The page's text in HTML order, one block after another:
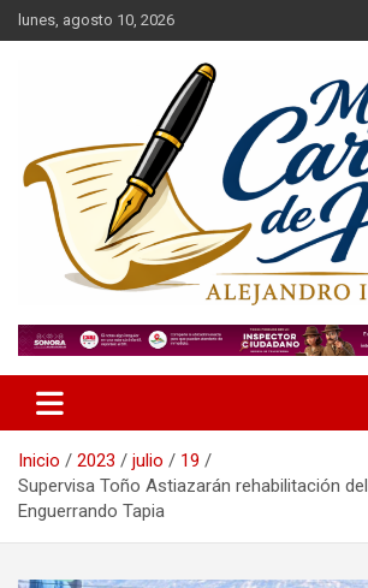
Saltar
al
lunes, agosto 10, 2026
Mi Carta de Hoy
Inicio 2023 julio
19
Supervisa Toño Astiazarán rehabilitación
Enguerrando Tapia